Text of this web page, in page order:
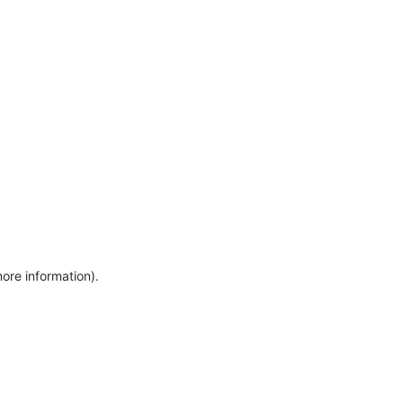
information).